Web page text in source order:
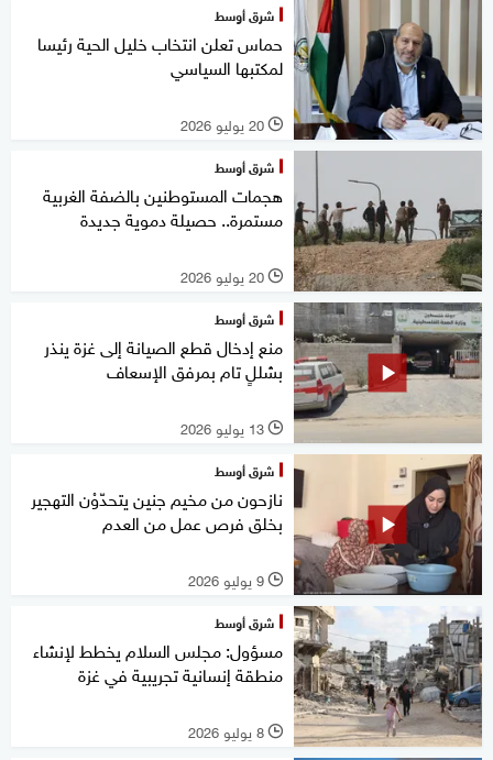
شرق أوسط
حماس تعلن انتخاب خليل الحية رئيسا
لمكتبها السياسي
l 20 يوليو 2026
شرق أوسط
هجمات المستوطنين بالضفة الغربية
مستمرة.. حصيلة دموية جديدة
l 20 يوليو 2026
شرق أوسط
منع إدخال قطع الصيانة إلى غزة ينذر
بشللٍ تام بمرفق الإسعاف
l 13 يوليو 2026
شرق أوسط
نازحون من مخيم جنين يتحدّوْن التهجير
بخلق فرص عمل من العدم
l 9 يوليو 2026
شرق أوسط
مسؤول: مجلس السلام يخطط لإنشاء
منطقة إنسانية تجريبية في غزة
l 8 يوليو 2026